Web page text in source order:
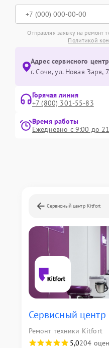
Отправляя заявку на ремонт
Политикой
Адрес сервисного
г. Сочи, ул. Новая Заря,
Горячая линия
+7 (800) 301-55-83
Время работы
Ежедневно с 9:00 до
Сервисный центр Kitfort
Сервисный
Ремонт техники Kitfort
5,0204